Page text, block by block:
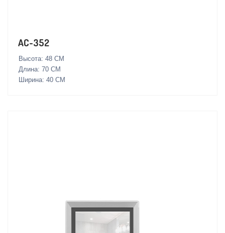
AC-352
Высота: 48 СМ
Длина: 70 СМ
Ширина: 40 СМ